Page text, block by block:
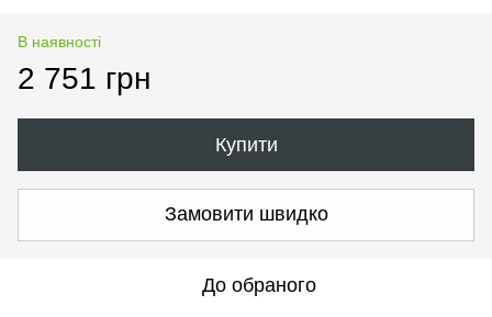
В наявності
2 751 грн
Купити
Замовити швидко
До обраного